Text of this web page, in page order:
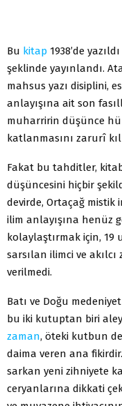
Bu kitap 1938’de
şeklinde yayınlandı.
mahsus yazı disiplini,
anlayışına ait son
muharririn düşünce
katlanmasını zarurî
Fakat bu tahditler,
düşüncesini hiçbir
devirde, Ortaçağ mistik
ilim anlayışına henüz
kolaylaştırmak için, 19
sarsılan ilimci ve
verilmedi.
Batı ve Doğu
bu iki kutuptan biri
zaman, öteki kutbun
daima veren ana
sarkan yeni zihniyete
ceryanlarına dikkati